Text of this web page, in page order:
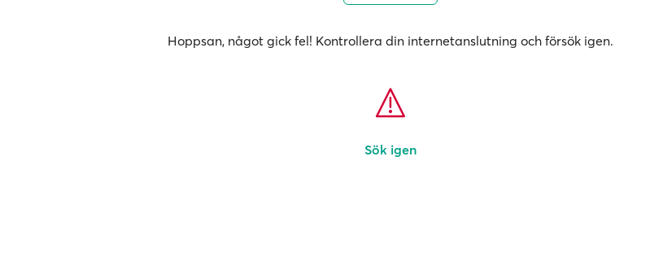
Hoppsan, något gick fel! Kontrollera din internetanslutning och försök igen.
Sök igen